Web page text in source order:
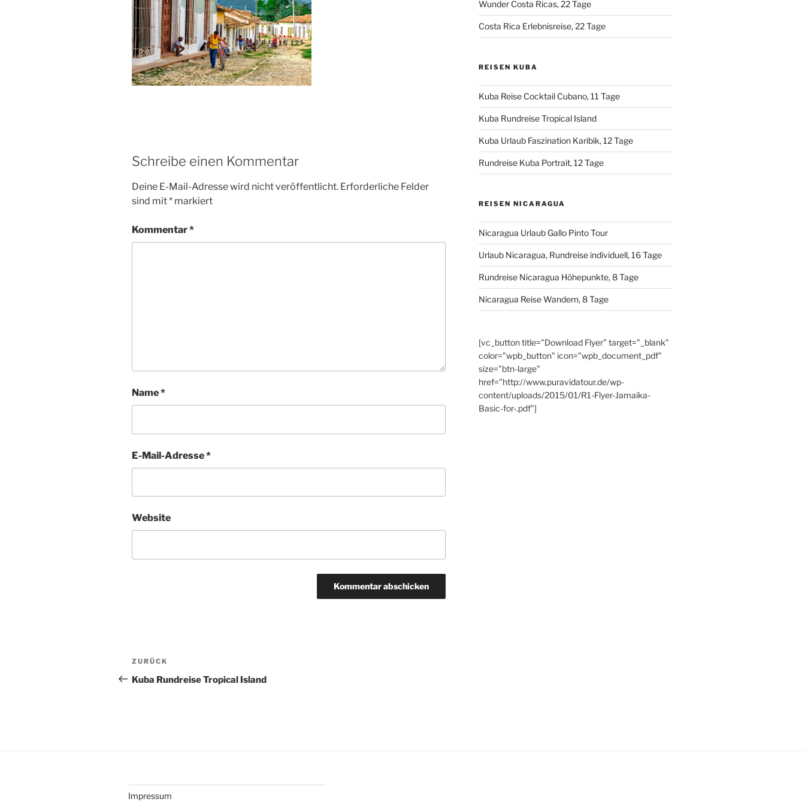
Schreibe einen Kommentar
Deine E-Mail-Adresse wird nicht veröffentlicht. Erforderliche Felder
sind mit* markiert
Kommentar*
Name*
E-Mail-Adresse*
Website
Beitragsnavigation
Vorheriger
Beitrag
ZURÜCK
Kuba Rundreise Tropical Island
Wunder Costa Ricas, 22 Tage
Costa Rica Erlebnisreise, 22 Tage
REISEN KUBA
Kuba Reise Cocktail Cubano, 11 Tage
Kuba Rundreise Tropical Island
Kuba Urlaub Faszination Karibik, 12 Tage
Rundreise Kuba Portrait, 12 Tage
REISEN NICARAGUA
Nicaragua Urlaub Gallo Pinto Tour
Urlaub Nicaragua, Rundreise individuell, 16 Tage
Rundreise Nicaragua Höhepunkte, 8 Tage
Nicaragua Reise Wandern, 8 Tage
[vc_button title="Download Flyer" target="_blank"
color="wpb_button" icon="wpb_document_pdf"
size="btn-large"
href="http://www.puravidatour.de/wp-
content/uploads/2015/01/R1-Flyer-Jamaika-
Basic-for-.pdf"]
Impressum